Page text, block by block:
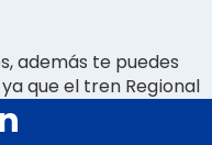
además te puedes
que el tren Regional